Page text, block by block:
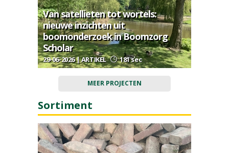
Van satellieten tot wortels:
nieuwe inzichten uit
boomonderzoek in Boomzorg
Scholar
29-06-2026 | ARTIKEL 181 sec
MEER PROJECTEN
Sortiment